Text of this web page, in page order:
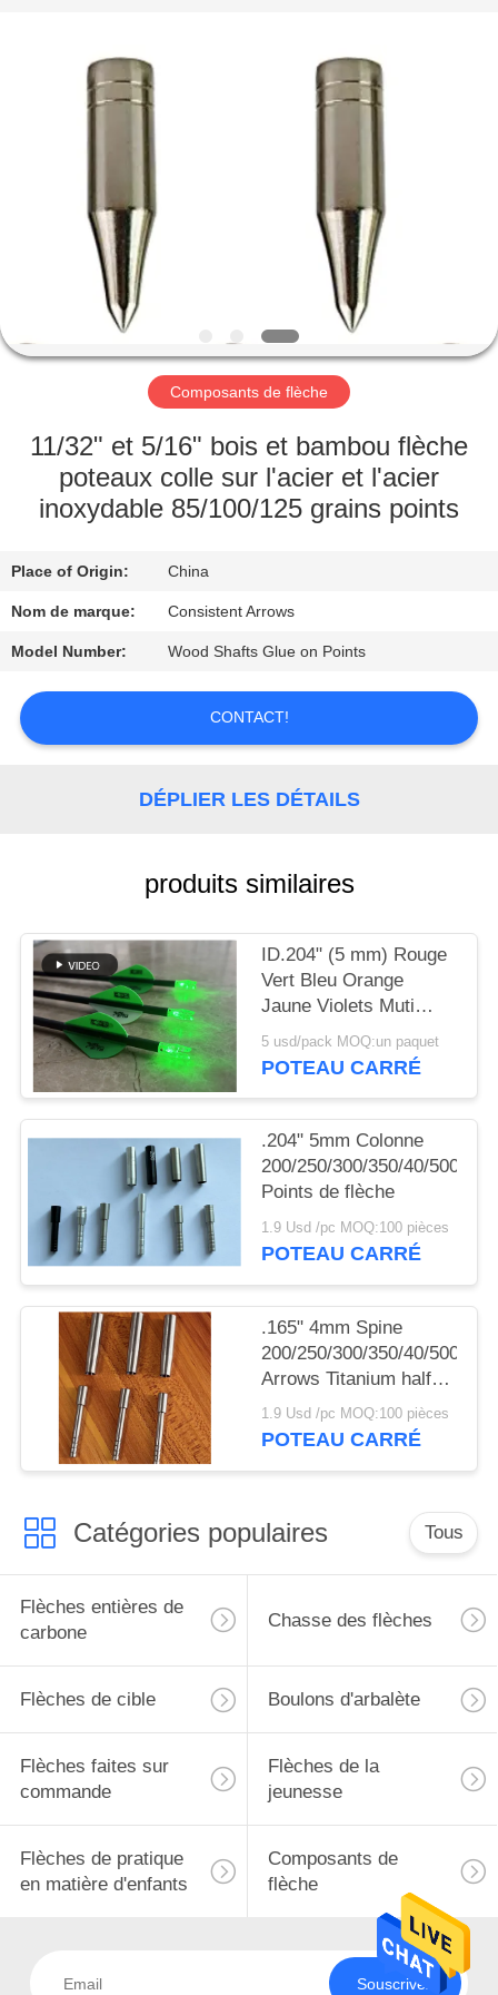
MAISON
PRODUITS
SUJET
DE
VISITE
D'USINE
CONTRÔLE
DE
QUALITÉ
CONTACTEZ-
CITATION
PLAN
DU
SITE
POLITIQUE
CONFIDENTIALITÉ
Composants de flèche
11/32" et 5/16" bois et bambou flèche
poteaux colle sur l'acier et l'acier
inoxydable 85/100/125 grains points
Place of Origin: China
Nom de marque: Consistent Arrows
Model Number: Wood Shafts Glue on Points
CONTACT!
DÉPLIER LES DÉTAILS
produits similaires
ID.204" (5 mm) Rouge
Vert Bleu Orange
Jaune Violets Muti
Couleur flèche allumée
Nocks avec bouton de
5 usd/pack MOQ:un paquet
POTEAU CARRÉ
.204" 5mm Colonne
200/250/300/350/40/500
Points de flèche
1.9 Usd /pc MOQ:100 pièces
POTEAU CARRÉ
.165" 4mm Spine
200/250/300/350/40/500
Arrows Titanium half
out inserts and Collars
Sleeve
1.9 Usd /pc MOQ:100 pièces
POTEAU CARRÉ
Catégories populaires Tous
Flèches entières de
carbone
Chasse des flèches
Flèches de cible Boulons d'arbalète
Flèches faites sur
commande
Flèches de la
jeunesse
Flèches de pratique
en matière d'enfants
Composants de
flèche
Souscrivez